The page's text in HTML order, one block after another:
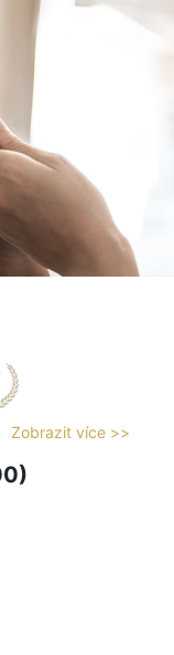
Zobrazit více >>